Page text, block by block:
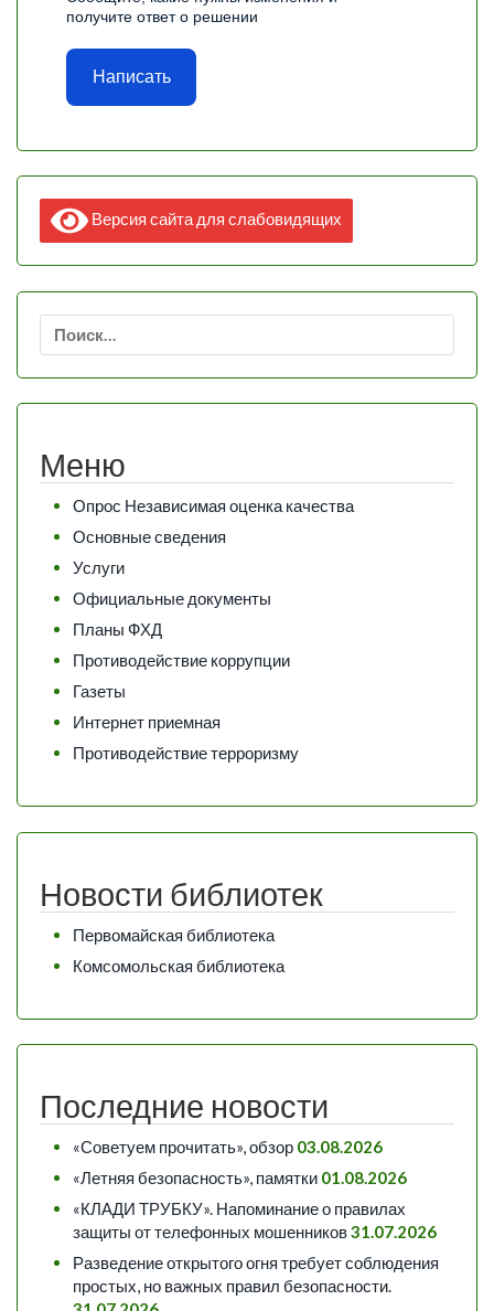
получите ответ о решении
Написать
Версия сайта для слабовидящих
Меню
Опрос Независимая оценка качества
Основные сведения
Услуги
Официальные документы
Планы ФХД
Противодействие коррупции
Газеты
Интернет приемная
Противодействие терроризму
Новости библиотек
Первомайская библиотека
Комсомольская библиотека
Последние новости
«Советуем прочитать», обзор 03.08.2026
«Летняя безопасность», памятки 01.08.2026
«КЛАДИ ТРУБКУ». Напоминание о правилах
защиты от телефонных мошенников31.07.2026
Разведение открытого огня требует соблюдения
простых, но важных правил безопасности.